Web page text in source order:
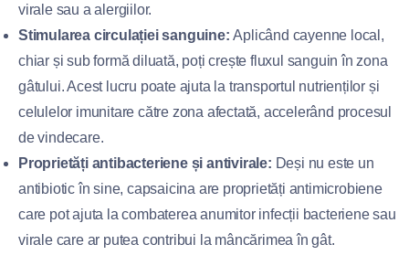
virale sau a alergiilor.
Stimularea circulației sanguine:Aplicând cayenne local,
chiar și sub formă diluată, poți crește fluxul sanguin în zona
gâtului. Acest lucru poate ajuta la transportul nutrienților și
celulelor imunitare către zona afectată, accelerând procesul
de vindecare.
Proprietăți antibacteriene și antivirale: Deși nu este un
antibiotic în sine, capsaicina are proprietăți antimicrobiene
care pot ajuta la combaterea anumitor infecții bacteriene sau
virale care ar putea contribui la mâncărimea în gât.